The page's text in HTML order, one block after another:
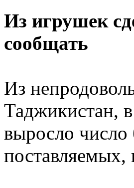
Из игрушек
сообщать
Из
Таджикистан,
выросло число
поставляемых,